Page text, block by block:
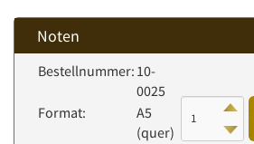
Noten
Bestellnummer: 10-
0025
Format:
A5
(quer)